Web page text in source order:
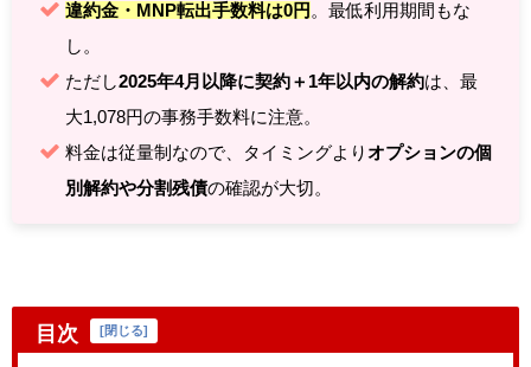
違約金・MNP転出手数料は0円 。最低利用期間もな
し。
ただし2025年4月以降に契約＋1年以内の解約は、最
大1,078円の事務手数料に注意。
料金は従量制なので、タイミングより オプションの個
別解約や分割残債の確認が大切。
目次 閉じる